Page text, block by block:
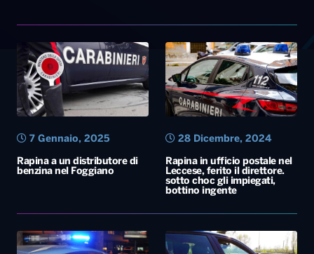
Rapina a un distributore di
benzina nel Foggiano
7 Gennaio, 2025
Rapina in ufficio postale nel
Leccese, ferito il direttore.
sotto choc gli impiegati,
bottino ingente
28 Dicembre, 2024